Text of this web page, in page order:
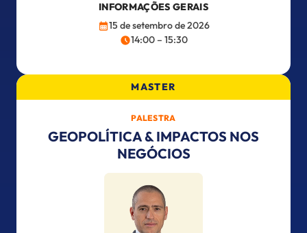
INFORMAÇÕES GERAIS
15 de setembro de 2026
14:00 – 15:30
MASTER
PALESTRA
GEOPOLÍTICA & IMPACTOS NOS
NEGÓCIOS